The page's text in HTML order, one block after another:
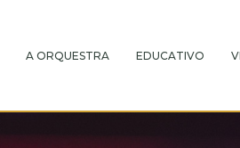
A ORQUESTRA EDUCATIVO